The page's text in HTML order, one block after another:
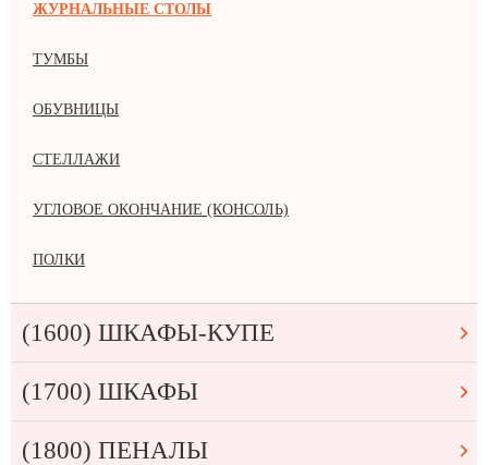
ЖУРНАЛЬНЫЕ СТОЛЫ
ТУМБЫ
ОБУВНИЦЫ
СТЕЛЛАЖИ
УГЛОВОЕ ОКОНЧАНИЕ (КОНСОЛЬ)
ПОЛКИ
(1600) ШКАФЫ-КУПЕ
(1700) ШКАФЫ
(1800) ПЕНАЛЫ